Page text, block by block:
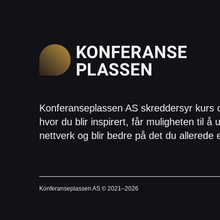
Konferanseplassen AS skreddersyr kurs
hvor du blir inspirert, får muligheten til å
nettverk og blir bedre på det du allerede
Konferanseplassen AS © 2021–2026